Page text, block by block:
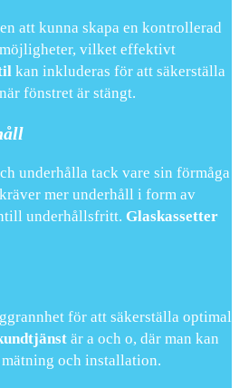
att kunna skapa en kontrollerad
vilket effektivt
kan inkluderas för att säkerställa
fönstret är stängt.
underhålla tack vare sin förmåga
kräver mer underhåll i form av
underhållsfritt. Glaskassetter
för att säkerställa optimal
är a och o, där man kan
och installation.